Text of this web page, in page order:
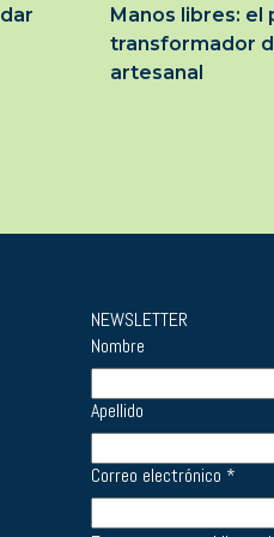
Manos libres: el
transformador
artesanal
NEWSLETTER
Nombre
Apellido
Correo electrónico *